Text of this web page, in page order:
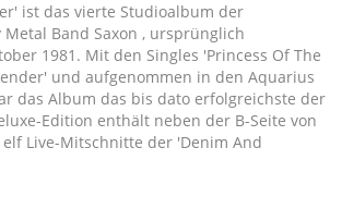
ist das vierte Studioalbum der
Metal Band Saxon , ursprünglich
1981. Mit den Singles 'Princess Of The
und aufgenommen in den Aquarius
das Album das bis dato erfolgreichste der
Edition enthält neben der B-Seite von
Live-Mitschnitte der 'Denim And